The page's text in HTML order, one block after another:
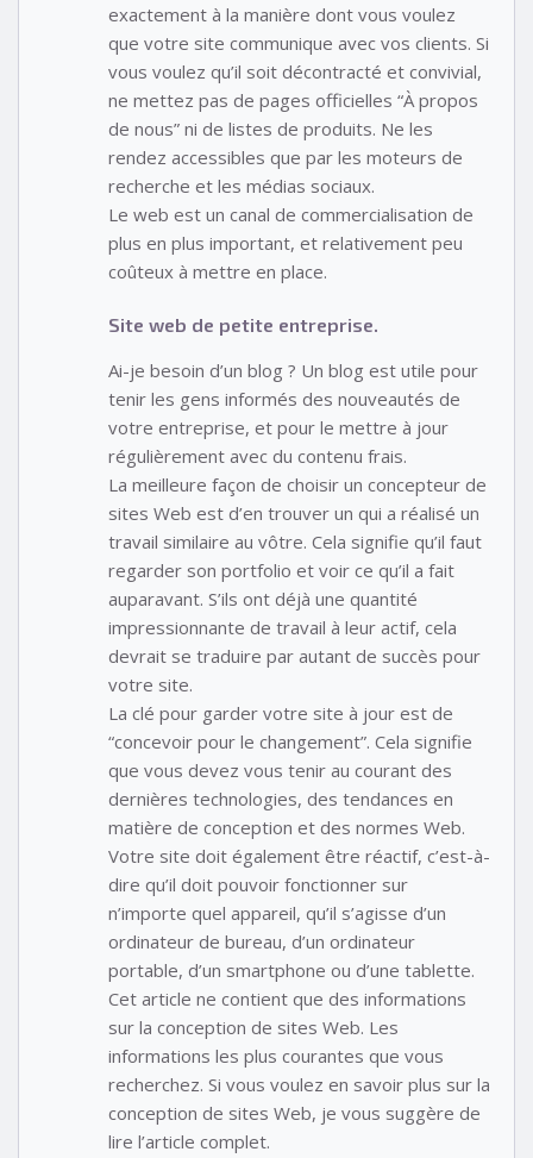
exactement à la manière dont vous voulez
que votre site communique avec vos clients. Si
vous voulez qu’il soit décontracté et convivial,
ne mettez pas de pages officielles “À propos
de nous” ni de listes de produits. Ne les
rendez accessibles que par les moteurs de
recherche et les médias sociaux.
Le web est un canal de commercialisation de
plus en plus important, et relativement peu
coûteux à mettre en place.
Site web de petite entreprise.
Ai-je besoin d’un blog ? Un blog est utile pour
tenir les gens informés des nouveautés de
votre entreprise, et pour le mettre à jour
régulièrement avec du contenu frais.
La meilleure façon de choisir un concepteur de
sites Web est d’en trouver un qui a réalisé un
travail similaire au vôtre. Cela signifie qu’il faut
regarder son portfolio et voir ce qu’il a fait
auparavant. S’ils ont déjà une quantité
impressionnante de travail à leur actif, cela
devrait se traduire par autant de succès pour
votre site.
La clé pour garder votre site à jour est de
“concevoir pour le changement”. Cela signifie
que vous devez vous tenir au courant des
dernières technologies, des tendances en
matière de conception et des normes Web.
Votre site doit également être réactif, c’est-à-
dire qu’il doit pouvoir fonctionner sur
n’importe quel appareil, qu’il s’agisse d’un
ordinateur de bureau, d’un ordinateur
portable, d’un smartphone ou d’une tablette.
Cet article ne contient que des informations
sur la conception de sites Web. Les
informations les plus courantes que vous
recherchez. Si vous voulez en savoir plus sur la
conception de sites Web, je vous suggère de
lire l’article complet.